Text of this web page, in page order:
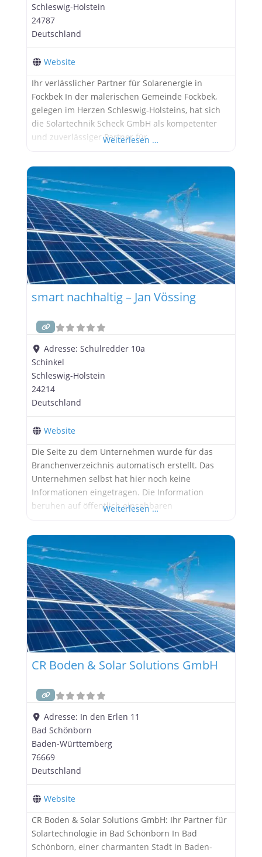
Schleswig-Holstein
24787
Deutschland
Website
Ihr verlässlicher Partner für Solarenergie in
Fockbek In der malerischen Gemeinde Fockbek,
gelegen im Herzen Schleswig-Holsteins, hat sich
die Solartechnik Scheck GmbH als kompetenter
und zuverlässiger Partner für
Verständnis für die Bedürfnisse ihrer Kunden und
einem klaren Fokus auf Qualität und Innovation
gestaltet das Unternehmen die Energiewende in
der Region aktiv mit. Ein Unternehmen mit
Weiterlesen …
smart nachhaltig – Jan Vössing
Adresse:Schulredder 10a
Schinkel
Schleswig-Holstein
24214
Deutschland
Website
Die Seite zu dem Unternehmen wurde für das
Branchenverzeichnis automatisch erstellt. Das
Unternehmen selbst hat hier noch keine
Informationen eingetragen. Die Information
beruhen auf öffentlich einsehbaren
Weiterlesen …
CR Boden & Solar Solutions GmbH
Adresse: In den Erlen 11
Bad Schönborn
Baden-Württemberg
76669
Deutschland
Website
CR Boden & Solar Solutions GmbH: Ihr Partner für
Solartechnologie in Bad Schönborn In Bad
Schönborn, einer charmanten Stadt in Baden-